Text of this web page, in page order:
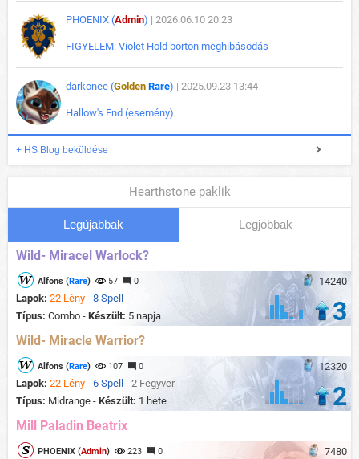
PHOENIX (Admin) | 2026.06.10 20:23
FIGYELEM: Violet Hold börtön meghibásodás
darkonee (Golden Rare) | 2025.09.23 13:44
Hallow's End (esemény)
+ HS Blog beküldése
Hearthstone paklik
Legújabbak Legjobbak
Wild- Miracel Warlock?
14240
Alfons (Rare) 57 0
Lapok: 22 Lény - 8 Spell
Típus: Combo - Készült: 5 napja 3
Wild- Miracle Warrior?
12320
Alfons (Rare) 107 0
Lapok: 22 Lény - 6 Spell - 2 Fegyver
Típus: Midrange - Készült: 1 hete 2
Mill Paladin Beatrix
7480
PHOENIX (Admin) 223 0